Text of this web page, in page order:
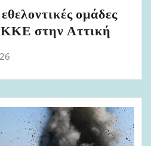
ομάδες
στην Αττική